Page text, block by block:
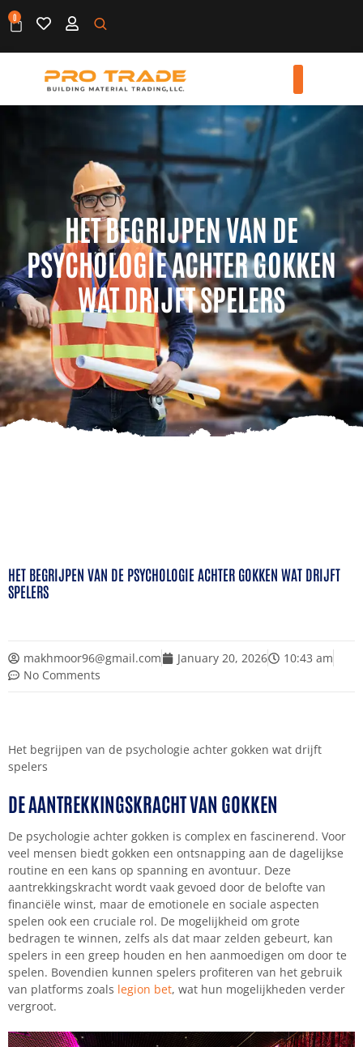
0
HET BEGRIJPEN VAN DE
PSYCHOLOGIE ACHTER GOKKEN
WAT DRIJFT SPELERS
HET BEGRIJPEN VAN DE PSYCHOLOGIE ACHTER GOKKEN WAT DRIJFT
SPELERS
makhmoor96@gmail.com January 20, 2026
10:43 am
No Comments
Het begrijpen van de psychologie achter gokken wat drijft
spelers
DE AANTREKKINGSKRACHT VAN GOKKEN
De psychologie achter gokken is complex en fascinerend. Voor
veel mensen biedt gokken een ontsnapping aan de dagelijkse
routine en een kans op spanning en avontuur. Deze
aantrekkingskracht wordt vaak gevoed door de belofte van
financiële winst, maar de emotionele en sociale aspecten
spelen ook een cruciale rol. De mogelijkheid om grote
bedragen te winnen, zelfs als dat maar zelden gebeurt, kan
spelers in een greep houden en hen aanmoedigen om door te
spelen. Bovendien kunnen spelers profiteren van het gebruik
van platforms zoals legion bet, wat hun mogelijkheden verder
vergroot.